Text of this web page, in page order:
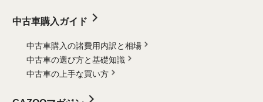
中古車購入ガイド
中古車購入の諸費用内訳と相場
中古車の選び方と基礎知識
中古車の上手な買い方